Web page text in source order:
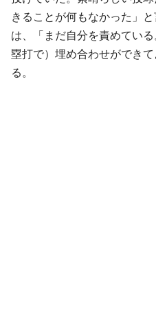
きることが何もなかった」
は、「まだ自分を責めてい
塁打で）埋め合わせができ
る。